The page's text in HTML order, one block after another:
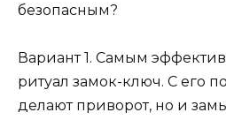
безопасным?
Вариант 1. Самым
ритуал замок-ключ. С его
делают приворот, но и